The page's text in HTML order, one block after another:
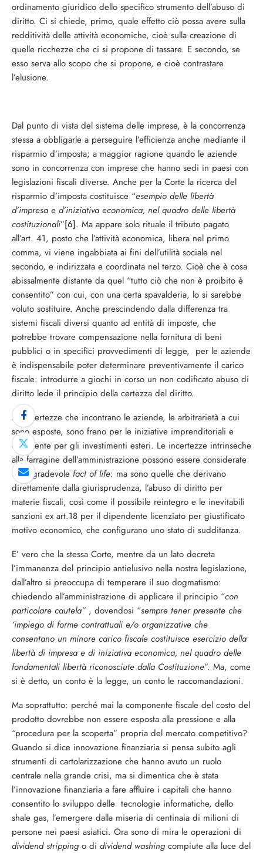
ordinamento giuridico dello specifico strumento dell’abuso di
diritto. Ci si chiede, primo, quale effetto ciò possa avere sulla
redditività delle attività economiche, cioè sulla creazione di
quelle ricchezze che ci si propone di tassare. E secondo, se
esso serva allo scopo che si propone, e cioè contrastare
l’elusione.
Dal punto di vista del sistema delle imprese, è la concorrenza
stessa a obbligarle a perseguire l’efficienza anche mediante il
risparmio d’imposta; a maggior ragione quando le aziende
sono in concorrenza con imprese che hanno sedi in paesi con
legislazioni fiscali diverse. Anche per la Corte la ricerca del
risparmio d’imposta costituisce “esempio delle libertà
d’impresa e d’iniziativa economica, nel quadro delle libertà
costituzionali”[6]. Ma appare solo rituale il tributo pagato
all’art. 41, posto che l’attività economica, libera nel primo
comma, vi viene ingabbiata ai fini dell’utilità sociale nel
secondo, e indirizzata e coordinata nel terzo. Cioè che è cosa
abissalmente distante da quel “tutto ciò che non è proibito è
consentito” con cui, con una certa spavalderia, lo si sarebbe
voluto sostituire. Anche prescindendo dalla differenza tra
sistemi fiscali diversi quanto ad entità di imposte, che
potrebbe trovare compensazione nella fornitura di beni
pubblici o in specifici provvedimenti di legge, per le aziende
è indispensabile poter determinare preventivamente il carico
fiscale: introdurre a giochi in corso un non codificato abuso di
diritto lede il principio della certezza del diritto.
Le incertezze che incontrano le aziende, le arbitrarietà a cui
sono esposte, sono freno per le iniziative imprenditoriali e
deterrente per gli investimenti esteri. Le incertezze intrinseche
alla farragine dell’amministrazione possono essere considerate
uno sgradevole fact of life: ma sono quelle che derivano
direttamente dalla giurisprudenza, l’abuso di diritto per
materie fiscali, così come il possibile reintegro e le inevitabili
sanzioni ex art.18 per il dipendente licenziato per giustificato
motivo economico, che configurano uno stato di sudditanza.
E’ vero che la stessa Corte, mentre da un lato decreta
l’immanenza del principio antielusivo nella nostra legislazione,
dall’altro si preoccupa di temperare il suo dogmatismo:
chiedendo all’amministrazione di applicare il principio “con
particolare cautela” , dovendosi “sempre tener presente che
‘impiego di forme contrattuali e/o organizzative che
consentano un minore carico fiscale costituisce esercizio della
libertà di impresa e di iniziativa economica, nel quadro delle
fondamentali libertà riconosciute dalla Costituzione”. Ma, come
si è detto, un conto è la legge, un conto le raccomandazioni.
Ma soprattutto: perché mai la componente fiscale del costo del
prodotto dovrebbe non essere esposta alla pressione e alla
“procedura per la scoperta” propria del mercato competitivo?
Quando si dice innovazione finanziaria si pensa subito agli
strumenti di cartolarizzazione che hanno avuto un ruolo
centrale nella grande crisi, ma si dimentica che è stata
l’innovazione finanziaria a fare affluire i capitali che hanno
consentito lo sviluppo delle tecnologie informatiche, dello
shale gas, l’emergere dalla miseria di centinaia di milioni di
persone nei paesi asiatici. Ora sono di mira le operazioni di
dividend stripping o di dividend washing compiute alla luce del